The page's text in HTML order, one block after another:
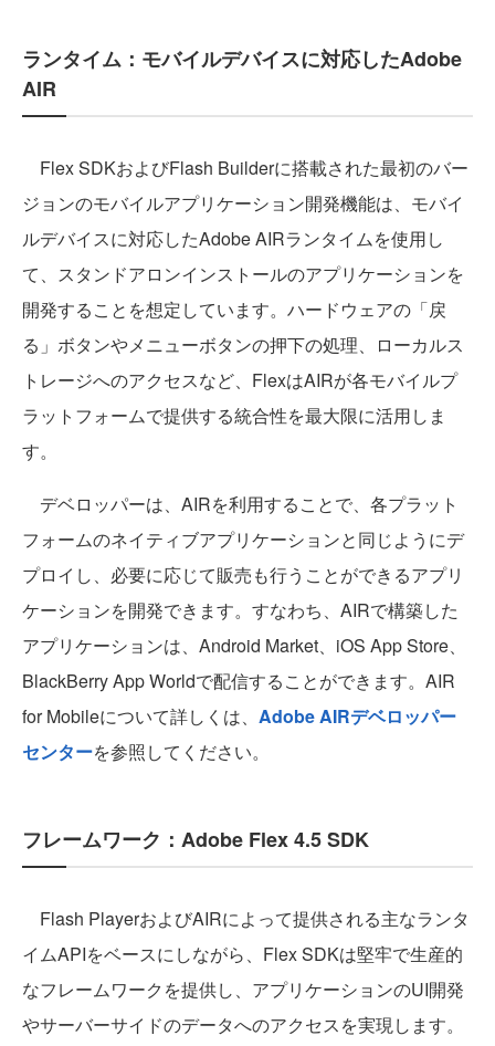
ランタイム：モバイルデバイスに対応したAdobe
AIR
Flex SDKおよびFlash Builderに搭載された最初のバー
ジョンのモバイルアプリケーション開発機能は、モバイ
ルデバイスに対応したAdobe AIRランタイムを使用し
て、スタンドアロンインストールのアプリケーションを
開発することを想定しています。ハードウェアの「戻
る」ボタンやメニューボタンの押下の処理、ローカルス
トレージへのアクセスなど、FlexはAIRが各モバイルプ
ラットフォームで提供する統合性を最大限に活用しま
す。
デベロッパーは、AIRを利用することで、各プラット
フォームのネイティブアプリケーションと同じようにデ
プロイし、必要に応じて販売も行うことができるアプリ
ケーションを開発できます。すなわち、AIRで構築した
アプリケーションは、Android Market、iOS App Store、
BlackBerry App Worldで配信することができます。AIR
for Mobileについて詳しくは、 Adobe AIRデベロッパー
センターを参照してください。
フレームワーク：Adobe Flex 4.5 SDK
Flash PlayerおよびAIRによって提供される主なランタ
イムAPIをベースにしながら、Flex SDKは堅牢で生産的
なフレームワークを提供し、アプリケーションのUI開発
やサーバーサイドのデータへのアクセスを実現します。